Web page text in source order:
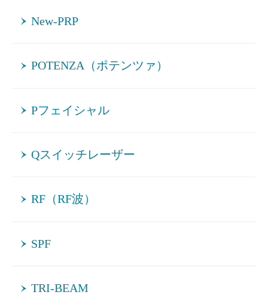
New-PRP
POTENZA（ポテンツァ）
Pフェイシャル
Qスイッチレーザー
RF（RF波）
SPF
TRI-BEAM